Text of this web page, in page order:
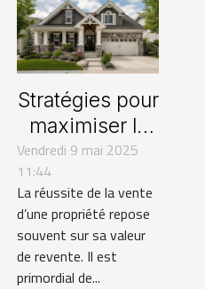
Stratégies pour
maximiser la
valeur de
revente de
votre propriété
Vendredi 9 mai 2025
11:44
La réussite de la vente
d’une propriété repose
souvent sur sa valeur
de revente. Il est
primordial de...